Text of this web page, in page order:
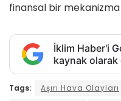
finansal bir mekanizma
İklim Haber'i
kaynak olarak
Tags: Aşırı Hava Olayları